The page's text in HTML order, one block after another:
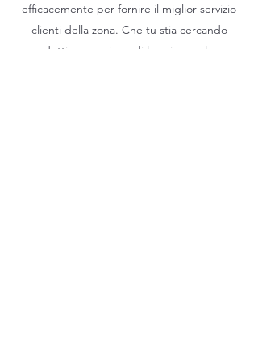
efficacemente per fornire il miglior servizio
clienti della zona. Che tu stia cercando
prodotti, esecuzione di lavori o qualcuno